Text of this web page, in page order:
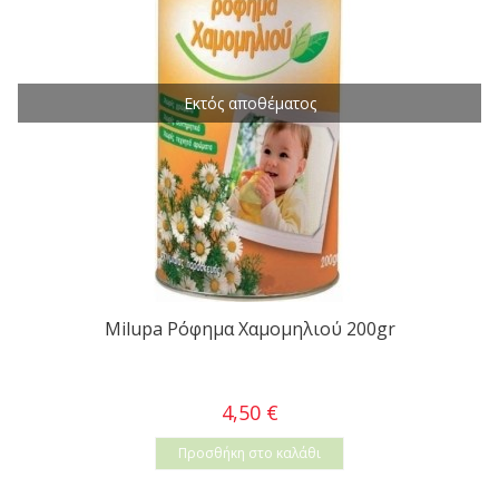
Εκτός αποθέματος
Milupa Ρόφημα Χαμομηλιού 200gr
4,50 €
Προσθήκη στο καλάθι